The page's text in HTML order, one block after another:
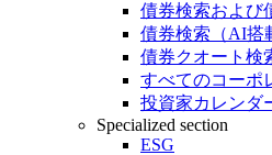
債券検索および
債券検索（AI搭
債券クオート検
すべてのコーポ
投資家カレンダ
Specialized section
ESG